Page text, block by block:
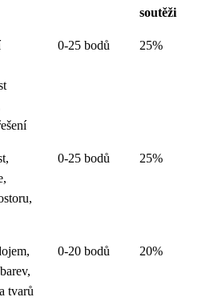
soutěži
0-25 bodů 25%
0-25 bodů 25%
tvarů
0-20 bodů 20%